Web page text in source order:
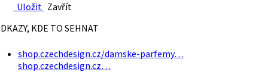
Uložit Zavřít
KDE TO SEHNAT
shop.czechdesign.cz/damske-parfemy…
shop.czechdesign.cz…